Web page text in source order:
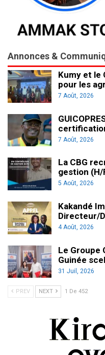
Annonces &
Kumy et le
pour les
7 Août, 2026
7 Août, 2026
La CBG
gestion
5 Août, 2026
Kakandé
Directeur/
4 Août, 2026
Le Groupe
Guinée
31 Juil, 2026
PREV NEXT 1 De 452